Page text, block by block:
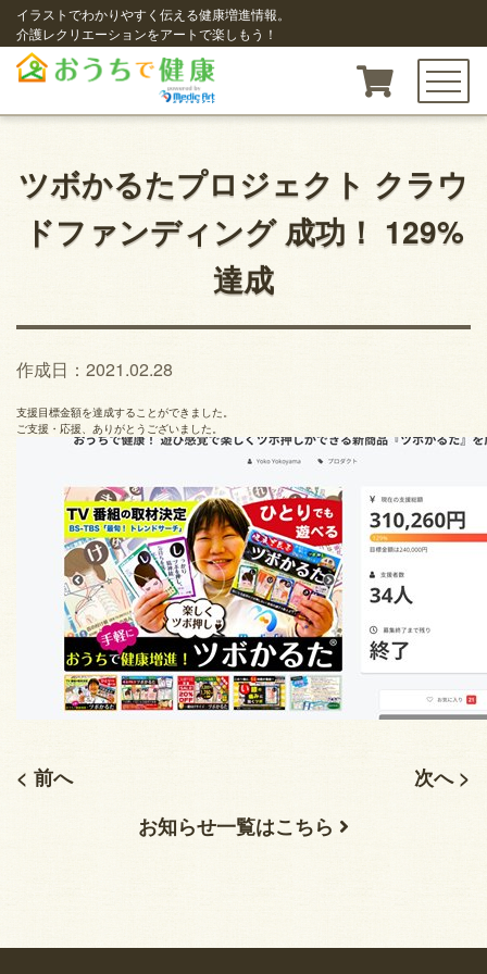
イラストでわかりやすく伝える健康増進情報。
介護レクリエーションをアートで楽しもう！
toggle
ツボかるたプロジェクト クラウ
ドファンディング 成功！ 129%
達成
作成日：2021.02.28
支援目標金額を達成することができました。
ご支援・応援、ありがとうございました。
< 前へ
次へ >
お知らせ一覧はこちら